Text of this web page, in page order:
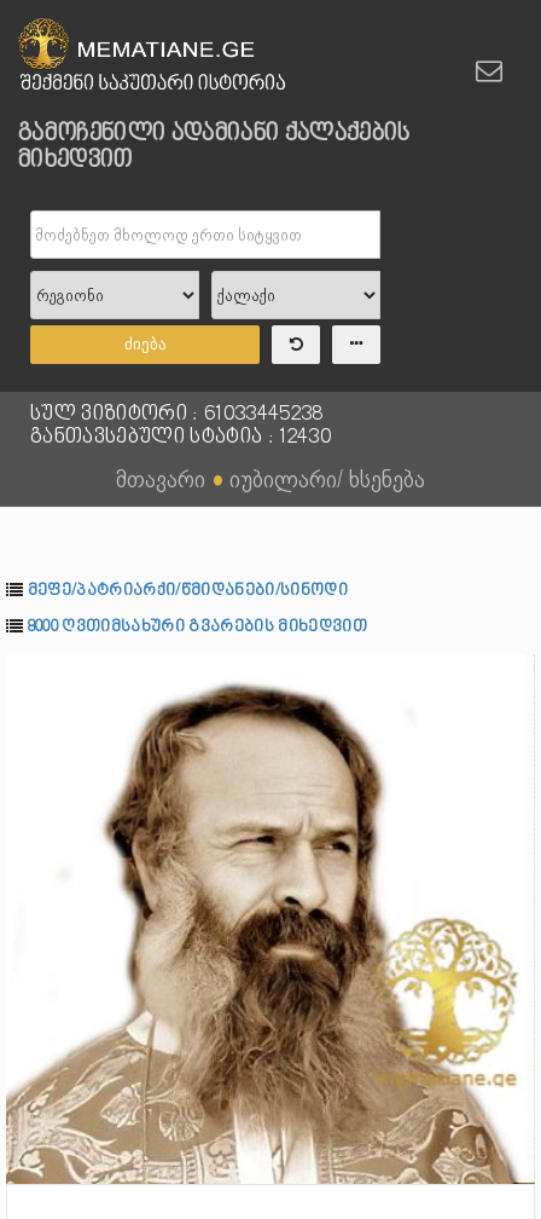
გამოჩენილი ადამიანი ქალაქების
მიხედვით
ძიება
სულ ვიზიტორი : 61033445238
განთავსებული სტატია : 12430
მთავარი ● იუბილარი/ ხსენება
მეფე/პატრიარქი/წმიდანები/სინოდი
8000 ღვთიმსახური გვარების მიხედვით